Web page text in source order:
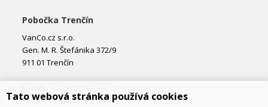
Pobočka Trenčín
VanCo.cz s.r.o.
Gen. M. R. Štefánika 372/9
911 01 Trenčín
Telefon: +421 32 877 74 02
Tato webová stránka používá cookies